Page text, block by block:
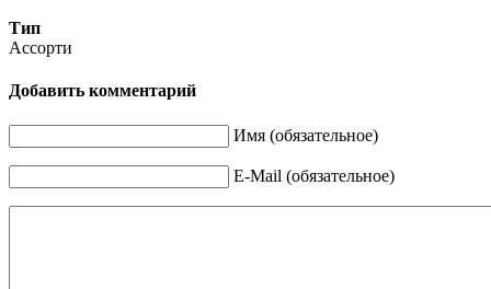
Тип
Ассорти
Добавить комментарий
Имя (обязательное)
E-Mail (обязательное)